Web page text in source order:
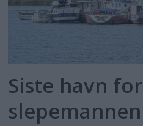
Siste havn for
slepemannen